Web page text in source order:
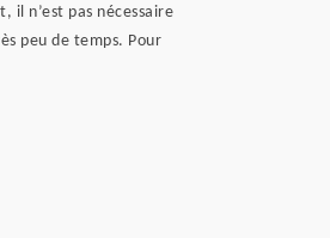
il n’est pas nécessaire
peu de temps. Pour